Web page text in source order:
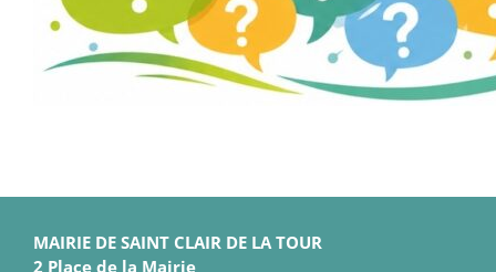
MAIRIE DE SAINT CLAIR DE LA TOUR
2 Place de la Mairie